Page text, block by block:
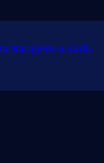
Sarajevo a sada